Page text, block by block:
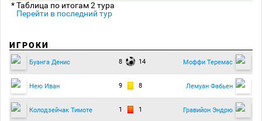
* Таблица по итогам 2 тура
Перейти в последний тур
ИГРОКИ
Буанга Денис 8 14 Моффи Теремас
Нею Иван 9 8 Лемуан Фабьен
Колодзейчак Тимоте 1 1 Гравийон Эндрю